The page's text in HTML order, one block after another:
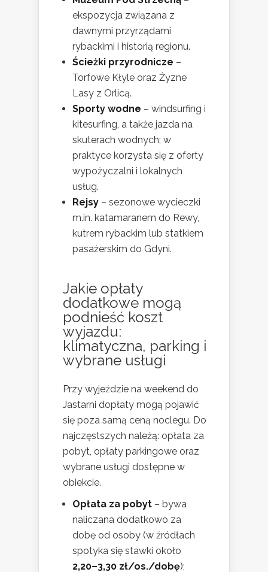
ekspozycja związana z
dawnymi przyrządami
rybackimi i historią regionu.
Ścieżki przyrodnicze –
Torfowe Kłyle oraz Żyzne
Lasy z Orlicą.
Sporty wodne – windsurfing i
kitesurfing, a także jazda na
skuterach wodnych; w
praktyce korzysta się z oferty
wypożyczalni i lokalnych
usług.
Rejsy – sezonowe wycieczki
m.in. katamaranem do Rewy,
kutrem rybackim lub statkiem
pasażerskim do Gdyni.
Jakie opłaty
dodatkowe mogą
podnieść koszt
wyjazdu:
klimatyczna, parking i
wybrane usługi
Przy wyjeździe na weekend do
Jastarni dopłaty mogą pojawić
się poza samą ceną noclegu. Do
najczęstszych należą: opłata za
pobyt, opłaty parkingowe oraz
wybrane usługi dostępne w
obiekcie.
Opłata za pobyt – bywa
naliczana dodatkowo za
dobę od osoby (w źródłach
spotyka się stawki około
2,20–3,30 zł/os./dobę);